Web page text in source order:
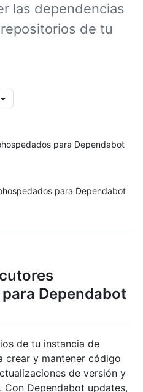
las dependencias
de tu
para Dependabot
para Dependabot
Dependabot
de tu instancia de
crear y mantener código
de versión y
Dependabot updates,